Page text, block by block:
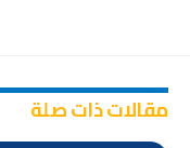
مقالات ذات صلة